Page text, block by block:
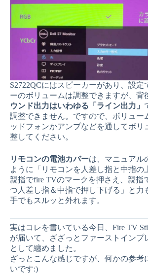
S2722QCにはスピーカーがあり、設定
ーのボリュームは調整できますが、背
ウンド出力はいわゆる「ライン出力」
調整できません。ですので、ボリュー
ッドフォンかアンプなどを通してボリ
整してください。
リモコンの電池カバーは、マニュアル
ように「リモコンを人差し指と中指の
親指でfire TVのマークを押さえ、親指
つ人差し指＆中指で押し下げる」と力
手でもスルッと外れます。
実はコレを書いている今日、Fire TV
が届いて、ざざっとファーストインプ
として纏めました。
ざっとこんな感じですが、何かの参考
いです:)